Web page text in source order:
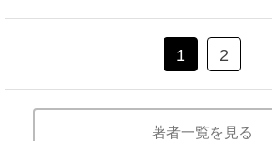
1 2
著者一覧を見る